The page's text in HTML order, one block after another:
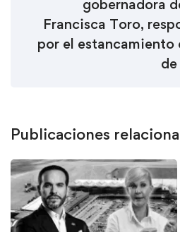
gobernadora
Francisca Toro,
por el estancamiento
Publicaciones